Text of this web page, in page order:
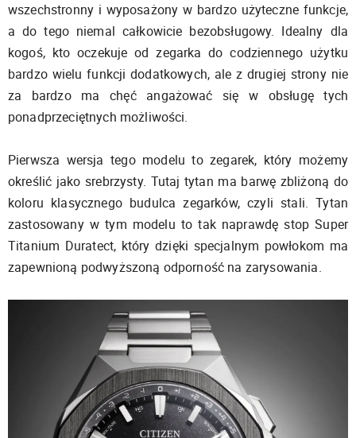
wszechstronny i wyposażony w bardzo użyteczne funkcje,
a do tego niemal całkowicie bezobsługowy. Idealny dla
kogoś, kto oczekuje od zegarka do codziennego użytku
bardzo wielu funkcji dodatkowych, ale z drugiej strony nie
za bardzo ma chęć angażować się w obsługę tych
ponadprzeciętnych możliwości.
Pierwsza wersja tego modelu to zegarek, który możemy
określić jako srebrzysty. Tutaj tytan ma barwę zbliżoną do
koloru klasycznego budulca zegarków, czyli stali. Tytan
zastosowany w tym modelu to tak naprawdę stop Super
Titanium Duratect, który dzięki specjalnym powłokom ma
zapewnioną podwyższoną odporność na zarysowania.